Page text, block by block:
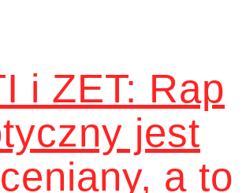
i ZET: Rap
jest
a to